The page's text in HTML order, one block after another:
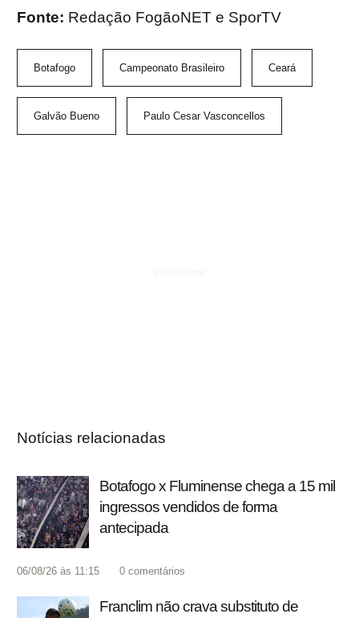
Fonte: Redação FogãoNET e SporTV
Botafogo Campeonato Brasileiro Ceará
Galvão Bueno Paulo Cesar Vasconcellos
Notícias relacionadas
Botafogo x Fluminense chega a 15 mil
ingressos vendidos de forma
antecipada
06/08/26 às 11:15 0 comentários
Franclim não crava substituto de